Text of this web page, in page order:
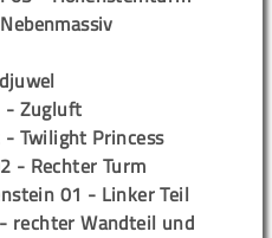
- Zugluft
Twilight Princess
- Rechter Turm
01 - Linker Teil
rechter Wandteil und